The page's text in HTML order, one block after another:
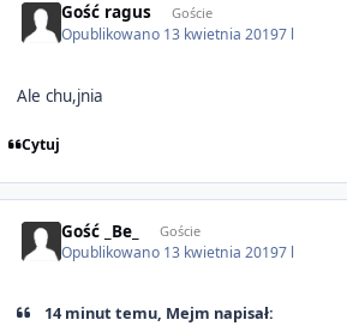
Gość ragus Goście
Opublikowano 13 kwietnia 20197 l
Ale chu,jnia
Cytuj
Gość _Be_ Goście
Opublikowano 13 kwietnia 20197 l
14 minut temu, Mejm napisał: